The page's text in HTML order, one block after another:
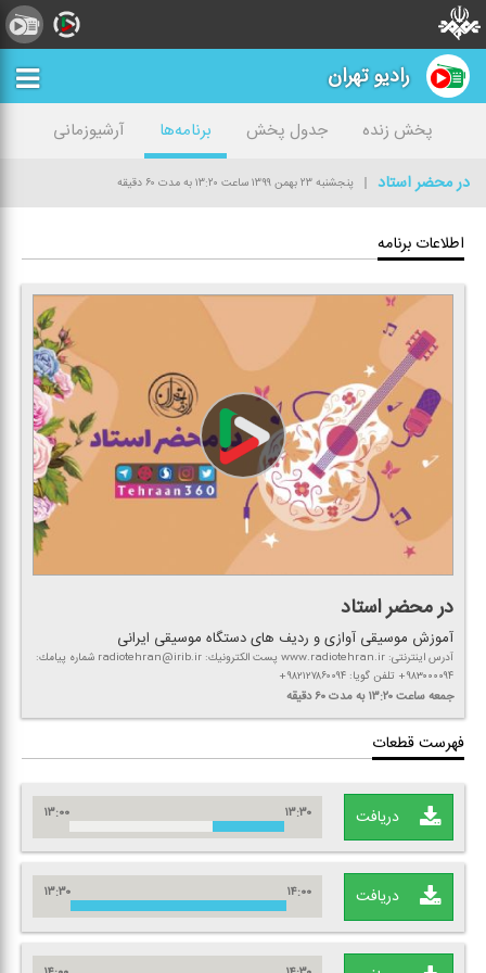
رادیو تهران
پخش زنده جدول پخش برنامه‌ها
آرشیوزمانی
در محضر استاد
پنجشنبه ۲۳ بهمن ۱۳۹۹ ساعت ۱۳:۲۰ به مدت ۶۰ دقیقه
اطلاعات برنامه
در محضر استاد
آموزش موسیقی آوازی و ردیف های دستگاه موسیقی ایرانی
آدرس اینترنتی: www.radiotehran.ir پست الكترونیك: radiotehran@irib.ir شماره پیامك:
۹۸۳۰۰۰۰۹۴+ تلفن گویا: ۹۸۲۱۲۷۸۶۰۰۹۴+
جمعهساعت ۱۳:۲۰ به مدت ۶۰ دقیقه
فهرست قطعات
دریافت ۱۳:۰۰ ۱۳:۳۰
دریافت ۱۳:۳۰ ۱۴:۰۰